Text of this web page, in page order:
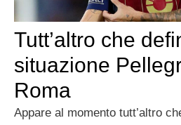
Tutt’altro che
situazione
Roma
Appare al momento tutt’altro